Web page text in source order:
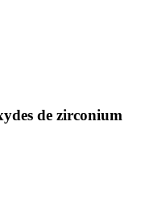
de zirconium